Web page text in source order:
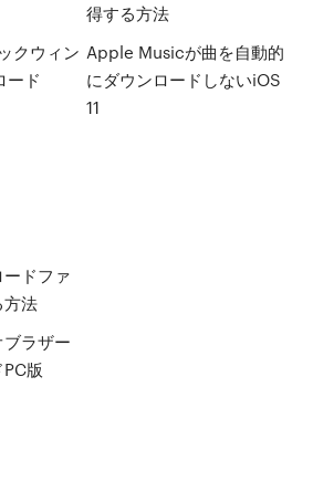
クウィン
ード
得する方法
Apple Musicが曲を自動的
にダウンロードしないiOS
11
ドファ
方法
ラザー
版